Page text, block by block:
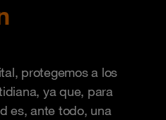
protegemos a los
ya que, para
es, ante todo, una